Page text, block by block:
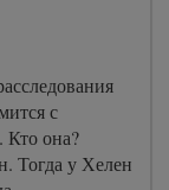
с
Кто она?
Тогда у Хелен